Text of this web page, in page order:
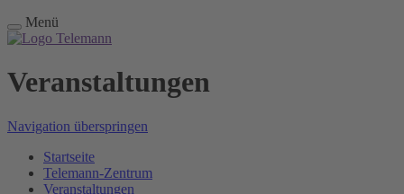
Menü
Veranstaltungen
Navigation überspringen
Startseite
Telemann-Zentrum
Veranstaltungen